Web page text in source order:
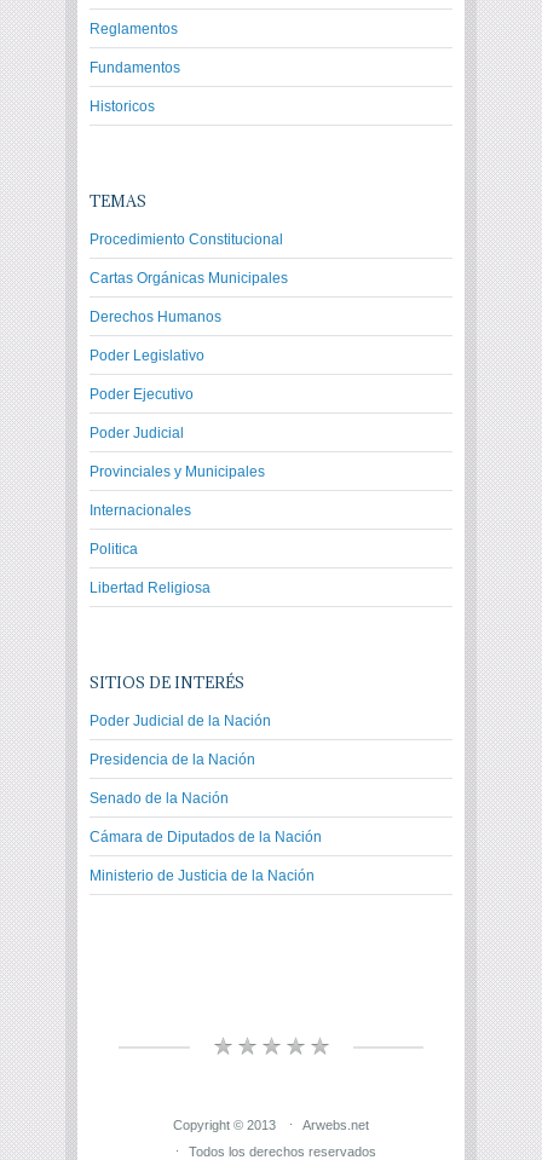
Reglamentos
Fundamentos
Historicos
TEMAS
Procedimiento Constitucional
Cartas Orgánicas Municipales
Derechos Humanos
Poder Legislativo
Poder Ejecutivo
Poder Judicial
Provinciales y Municipales
Internacionales
Politica
Libertad Religiosa
SITIOS DE INTERÉS
Poder Judicial de la Nación
Presidencia de la Nación
Senado de la Nación
Cámara de Diputados de la Nación
Ministerio de Justicia de la Nación
Copyright © 2013
Arwebs.net
Todos los derechos reservados